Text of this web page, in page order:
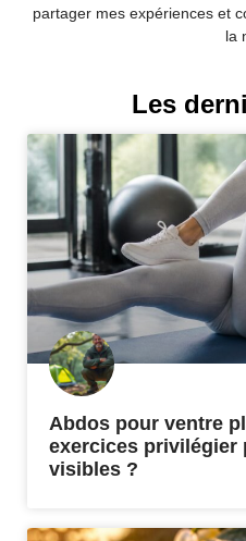
partager mes expériences et
la
Les
Abdos pour ventre
exercices privilégier
visibles ?